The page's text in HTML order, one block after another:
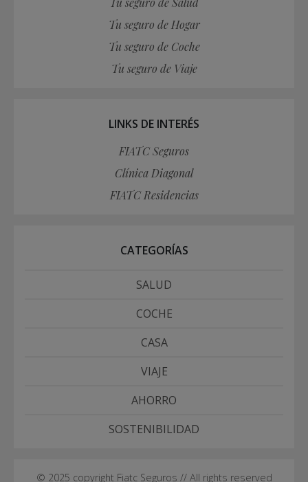
Tu seguro de Hogar
Tu seguro de Coche
Tu seguro de Viaje
LINKS DE INTERÉS
FIATC Seguros
Clínica Diagonal
FIATC Residencias
CATEGORÍAS
SALUD
COCHE
CASA
VIAJE
AHORRO
SOSTENIBILIDAD
© 2025 copyright Fiatc Seguros // All rights reserved